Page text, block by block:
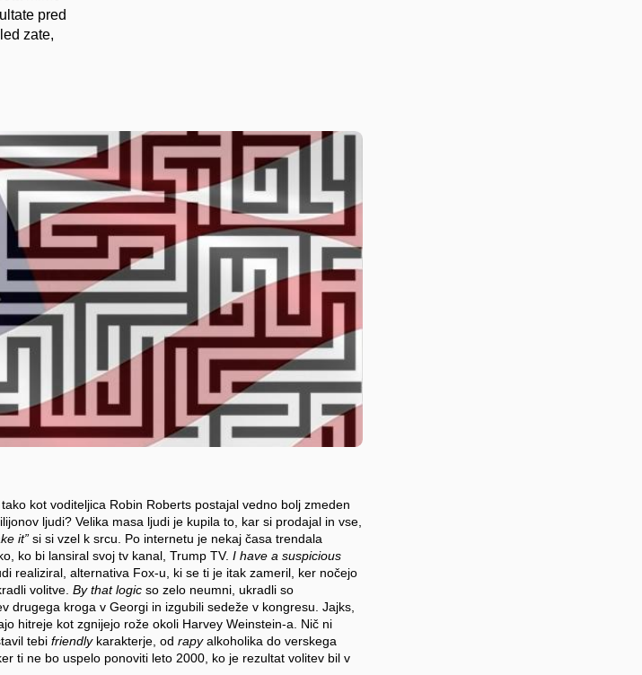
pred
zate,
kot voditeljica Robin Roberts postajal vedno bolj zmeden
ljudi? Velika masa ljudi je kupila to, kar si prodajal in vse,
it” si si vzel k srcu. Po internetu je nekaj časa trendala
ko bi lansiral svoj tv kanal, Trump TV.I have a suspicious
realiziral, alternativa Fox-u, ki se ti je itak zameril, ker nočejo
volitve.By that logic so zelo neumni, ukradli so
drugega kroga v Georgi in izgubili sedeže v kongresu. Jajks,
hitreje kot zgnijejo rože okoli Harvey Weinstein-a. Nič ni
tebifriendlykarakterje, odrapyalkoholika do verskega
ti ne bo uspelo ponoviti leto 2000, ko je rezultat volitev bil v